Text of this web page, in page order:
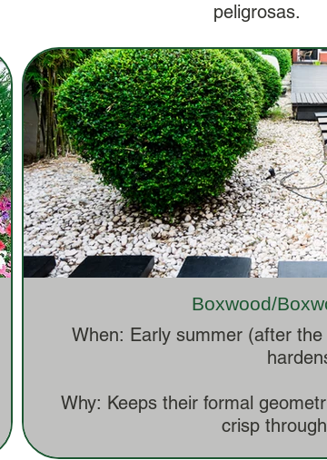
peligrosas.
Boxwood/
When: Early summer (after
Why: Keeps their formal
crisp